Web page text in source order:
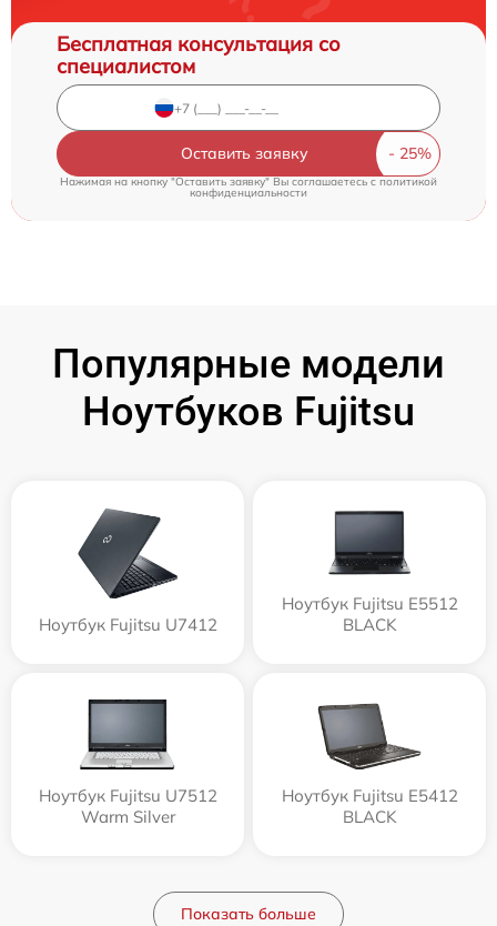
Бесплатная консультация со
специалистом
Оставить заявку
Нажимая на кнопку "Оставить заявку" Вы соглашаетесь c политикой
конфиденциальности
Популярные модели
Ноутбуков Fujitsu
Ноутбук Fujitsu U7412
Ноутбук Fujitsu E5512
BLACK
Ноутбук Fujitsu U7512
Warm Silver
Ноутбук Fujitsu E5412
BLACK
Показать больше